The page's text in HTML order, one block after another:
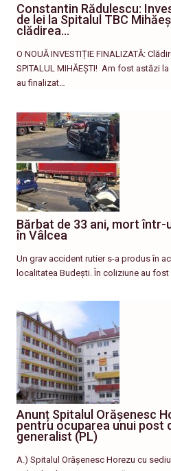
Constantin Rădulescu:
de lei la Spitalul TBC
clădirea…
O NOUĂ INVESTIȚIE FINALIZATĂ:
SPITALUL MIHĂEȘTI! ​ Am fost astăzi
au finalizat…
Bărbat de 33 ani, mort într-
în Vâlcea
Un grav accident rutier s-a produs în
localitatea Budești. În coliziune au
Anunț Spitalul Orășenesc
pentru ocuparea unui post
generalist (PL)
A.) Spitalul Orășenesc Horezu cu